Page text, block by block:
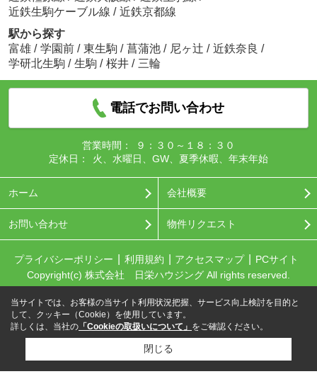
近鉄生駒ケーブル線 / 近鉄京都線
駅から探す
富雄 / 学園前 / 東生駒 / 菖蒲池 / 尼ヶ辻 / 近鉄奈良 /
学研北生駒 / 生駒 / 桜井 / 三輪
電話でお問い合わせ
営業時間：
９：３０～１８：３０
定休日：
火、水曜日、GW、夏季休暇、年末年始
ホーム 会社概要
お問い合わせ 物件リクエスト
プライバシーポリシー 利用規約 アクセスマップ
PCサイト
Copyright(c) 株式会社 日栄ハウジング All rights reserved.
当サイトでは、お客様の当サイト利用状況把握、サービス向上検討を目的と
して、クッキー（Cookie）を使用しています。
詳しくは、当社の 「Cookieの取扱いについて」 をご確認ください。
閉じる